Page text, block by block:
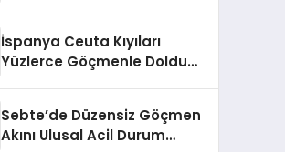
İspanya Ceuta Kıyıları
Yüzlerce Göçmenle Doldu
Sebte’de Düzensiz Göçmen
Akını Ulusal Acil Durum